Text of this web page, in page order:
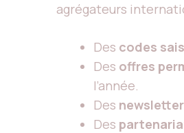
agrégateurs
Des codes
Des offres
l’année.
Des
Des